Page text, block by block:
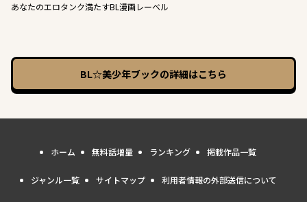
あなたのエロタンク満たすBL漫画レーベル
BL☆美少年ブックの詳細はこちら
ホーム 無料話増量 ランキング 掲載作品一覧
ジャンル一覧 サイトマップ 利用者情報の外部送信について